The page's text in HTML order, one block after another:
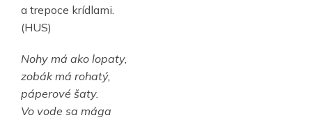
a trepoce krídlami.
(HUS)
Nohy má ako lopaty,
zobák má rohatý,
páperové šaty.
Vo vode sa mága